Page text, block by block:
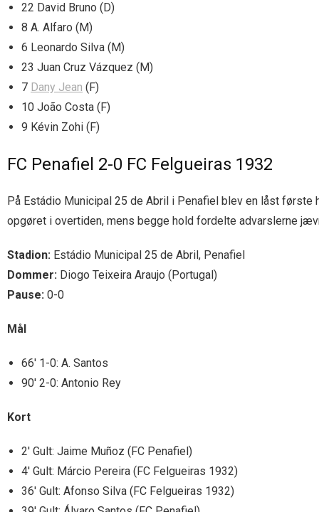
22 David Bruno (D)
8 A. Alfaro (M)
6 Leonardo Silva (M)
23 Juan Cruz Vázquez (M)
7 Dany Jean (F)
10 João Costa (F)
9 Kévin Zohi (F)
FC Penafiel 2-0 FC Felgueiras 1932
På Estádio Municipal 25 de Abril i Penafiel blev en låst
opgøret i overtiden, mens begge hold fordelte advarslerne
Stadion: Estádio Municipal 25 de Abril, Penafiel
Dommer: Diogo Teixeira Araujo (Portugal)
Pause: 0-0
Mål
66′ 1-0: A. Santos
90′ 2-0: Antonio Rey
Kort
2′ Gult: Jaime Muñoz (FC Penafiel)
4′ Gult: Márcio Pereira (FC Felgueiras 1932)
36′ Gult: Afonso Silva (FC Felgueiras 1932)